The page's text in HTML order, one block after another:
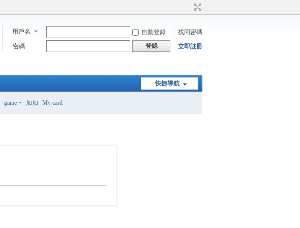
用戶名 自動登錄
找回密碼
密碼
登錄 立即註冊
快捷導航
game + 加加 My card